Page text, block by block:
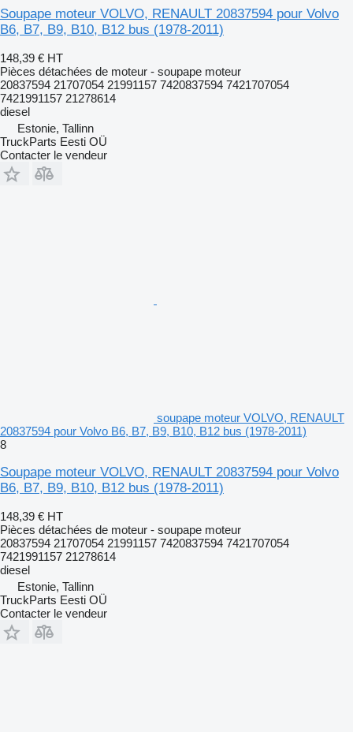
Soupape moteur VOLVO, RENAULT 20837594 pour Volvo
B6, B7, B9, B10, B12 bus (1978-2011)
148,39 € HT
Pièces détachées de moteur - soupape moteur
20837594 21707054 21991157 7420837594 7421707054
7421991157 21278614
diesel
Estonie, Tallinn
TruckParts Eesti OÜ
Contacter le vendeur
soupape moteur VOLVO, RENAULT
20837594 pour Volvo B6, B7, B9, B10, B12 bus (1978-2011)
8
Soupape moteur VOLVO, RENAULT 20837594 pour Volvo
B6, B7, B9, B10, B12 bus (1978-2011)
148,39 € HT
Pièces détachées de moteur - soupape moteur
20837594 21707054 21991157 7420837594 7421707054
7421991157 21278614
diesel
Estonie, Tallinn
TruckParts Eesti OÜ
Contacter le vendeur